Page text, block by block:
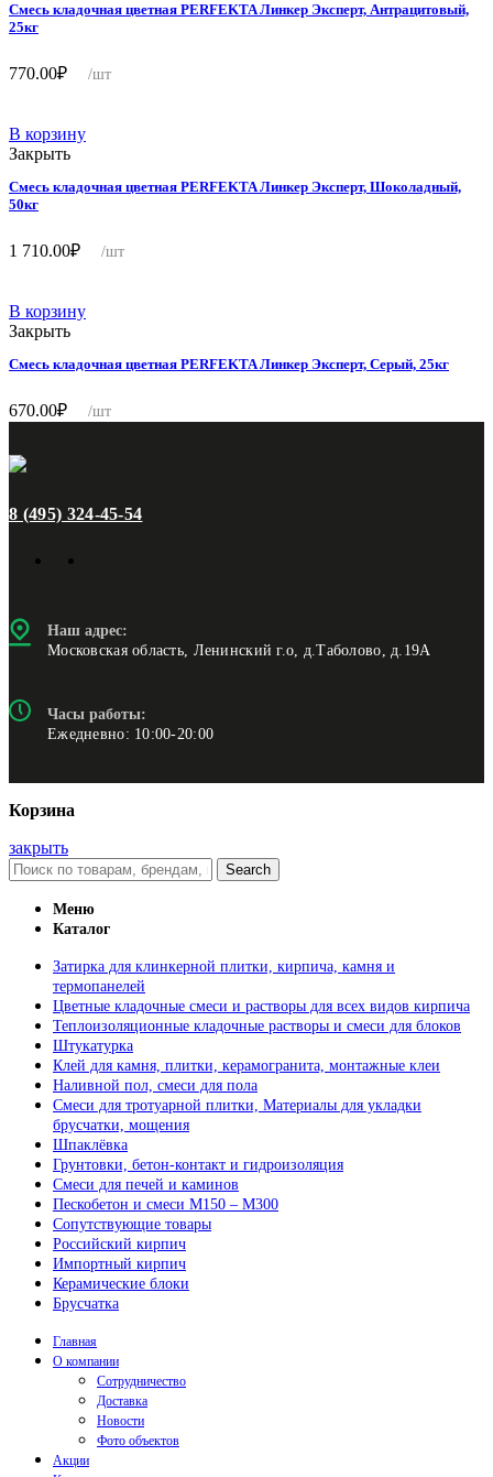
Смесь кладочная цветная PERFEKTA Линкер Эксперт, Антрацитовый,
25кг
770.00₽ /шт
В корзину
Закрыть
Смесь кладочная цветная PERFEKTA Линкер Эксперт, Шоколадный,
50кг
1 710.00₽ /шт
В корзину
Закрыть
Смесь кладочная цветная PERFEKTA Линкер Эксперт, Серый, 25кг
670.00₽ /шт
8 (495) 324-45-54
Наш адрес:
Московская область, Ленинский г.о, д.Таболово, д.19А
Часы работы:
Ежедневно: 10:00-20:00
Корзина
закрыть
Search
Меню
Каталог
Затирка для клинкерной плитки, кирпича, камня и
термопанелей
Цветные кладочные смеси и растворы для всех видов кирпича
Теплоизоляционные кладочные растворы и смеси для блоков
Штукатурка
Клей для камня, плитки, керамогранита, монтажные клеи
Наливной пол, смеси для пола
Смеси для тротуарной плитки, Материалы для укладки
брусчатки, мощения
Шпаклёвка
Грунтовки, бетон-контакт и гидроизоляция
Смеси для печей и каминов
Пескобетон и смеси М150 – М300
Сопутствующие товары
Российский кирпич
Импортный кирпич
Керамические блоки
Брусчатка
Главная
О компании
Сотрудничество
Доставка
Новости
Фото объектов
Акции